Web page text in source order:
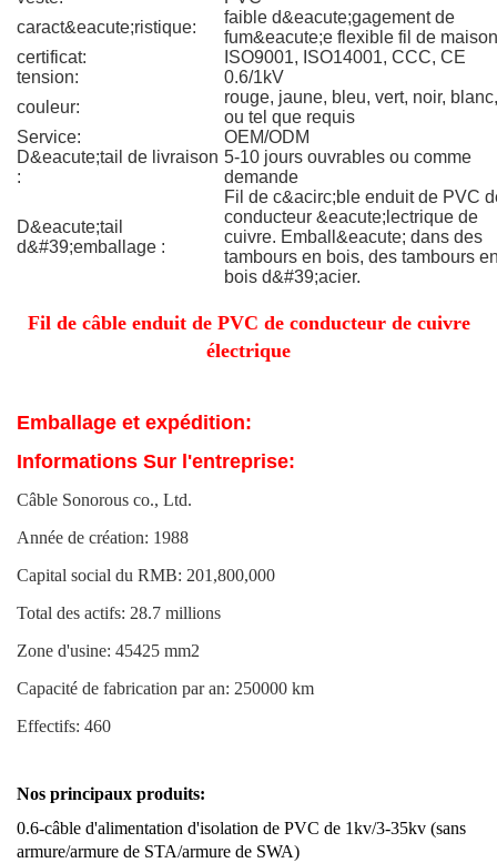
caract&eacute;ristique:
faible d&eacute;gagement de
fum&eacute;e flexible fil de maison
certificat:
ISO9001, ISO14001, CCC, CE
tension:
0.6/1kV
couleur:
rouge, jaune, bleu, vert, noir, blanc,
ou tel que requis
Service:
OEM/ODM
D&eacute;tail de livraison
:
5-10 jours ouvrables ou comme
demande
D&eacute;tail
d&#39;emballage :
Fil de c&acirc;ble enduit de PVC
conducteur &eacute;lectrique de
cuivre. Emball&eacute; dans des
tambours en bois, des tambours
bois d&#39;acier.
Fil de câble enduit de PVC de conducteur de cuivre
électrique
Emballage et expédition:
Informations Sur l'entreprise:
Câble Sonorous co., Ltd.
Année de création: 1988
Capital social du RMB: 201,800,000
Total des actifs: 28.7 millions
Zone d'usine: 45425 mm2
Capacité de fabrication par an: 250000 km
Effectifs: 460
Nos principaux produits:
0.6-câble d'alimentation d'isolation de PVC de 1kv/3-35kv (sans
armure/armure de STA/armure de SWA)